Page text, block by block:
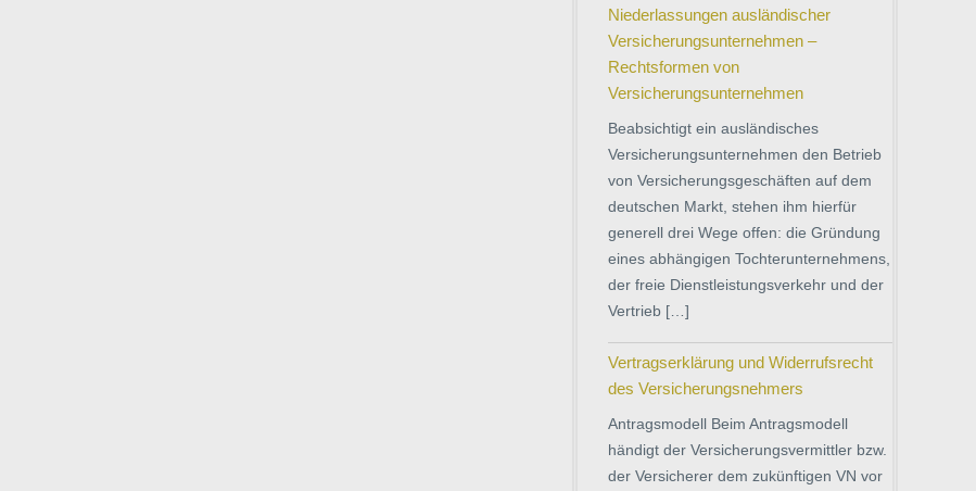
Niederlassungen ausländischer
Versicherungsunternehmen –
Rechtsformen von
Versicherungsunternehmen
Beabsichtigt ein ausländisches
Versicherungsunternehmen den Betrieb
von Versicherungsgeschäften auf dem
deutschen Markt, stehen ihm hierfür
generell drei Wege offen: die Gründung
eines abhängigen Tochterunternehmens,
der freie Dienstleistungsverkehr und der
Vertrieb […]
Vertragserklärung und Widerrufsrecht
des Versicherungsnehmers
Antragsmodell Beim Antragsmodell
händigt der Versicherungsvermittler bzw.
der Versicherer dem zukünftigen VN vor